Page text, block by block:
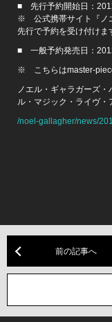
■ 先行予約開始日：
※ 公式携帯サイト『ノ
先行で予約を受け付けま
■ 一般予約発売日：
※ こちらはmaster-piece
ノエル・ギャラガーズ
ル・マジック・ライヴ
/noel-gallagher/news/
前の記事へ